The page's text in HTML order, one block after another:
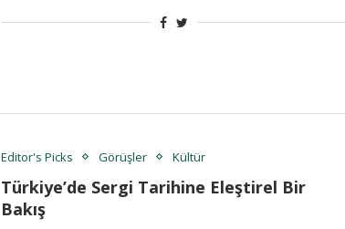
Editor's Picks Görüşler Kültür
Türkiye’de Sergi Tarihine Eleştirel Bir
Bakış